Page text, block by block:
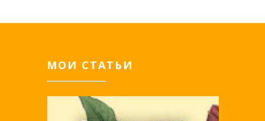
МОИ СТАТЬИ